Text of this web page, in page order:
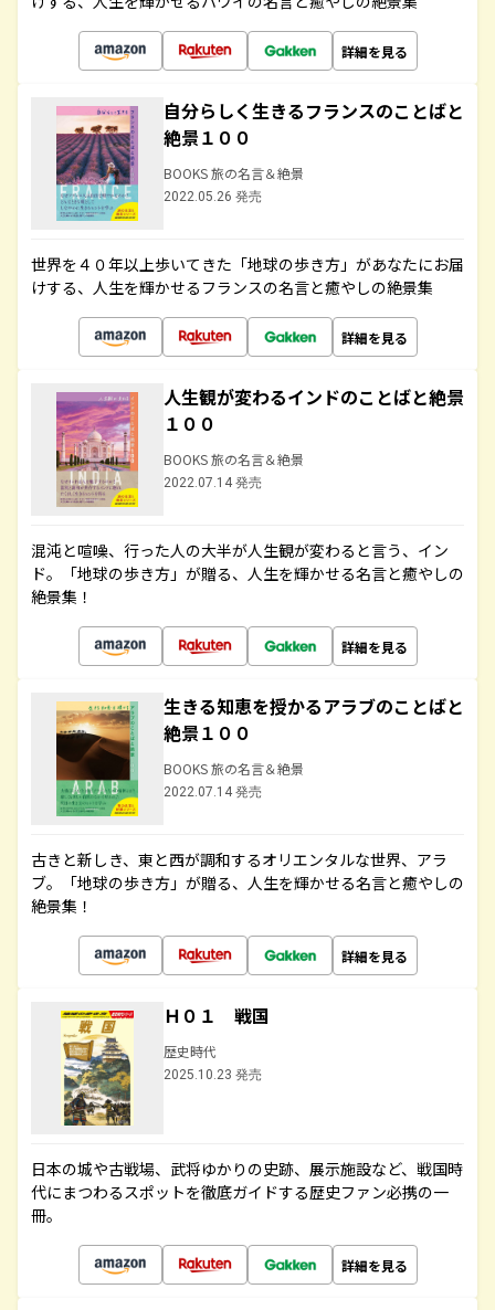
詳細を見る
自分らしく生きるフランスのことばと
絶景１００
BOOKS 旅の名言＆絶景
2022.05.26 発売
世界を４０年以上歩いてきた「地球の歩き方」があなたにお届
けする、人生を輝かせるフランスの名言と癒やしの絶景集
詳細を見る
人生観が変わるインドのことばと絶景
１００
BOOKS 旅の名言＆絶景
2022.07.14 発売
混沌と喧噪、行った人の大半が人生観が変わると言う、イン
ド。「地球の歩き方」が贈る、人生を輝かせる名言と癒やしの
絶景集！
詳細を見る
生きる知恵を授かるアラブのことばと
絶景１００
BOOKS 旅の名言＆絶景
2022.07.14 発売
古きと新しき、東と西が調和するオリエンタルな世界、アラ
ブ。「地球の歩き方」が贈る、人生を輝かせる名言と癒やしの
絶景集！
詳細を見る
Ｈ０１ 戦国
歴史時代
2025.10.23 発売
日本の城や古戦場、武将ゆかりの史跡、展示施設など、戦国時
代にまつわるスポットを徹底ガイドする歴史ファン必携の一
冊。
詳細を見る